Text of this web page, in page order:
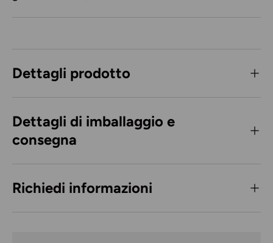
Dettagli prodotto
Dettagli di imballaggio e
consegna
Richiedi informazioni